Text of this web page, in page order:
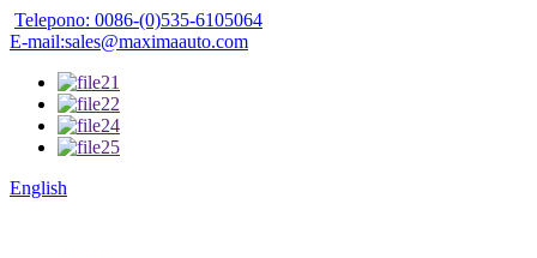
Telepono: 0086-(0)535-6105064
E-mail:sales@maximaauto.com
English